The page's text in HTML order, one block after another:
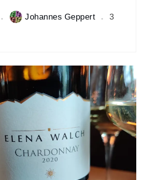
Johannes Geppert
3